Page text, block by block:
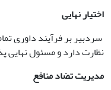
اختیار نهایی
سردبیر بر فرآیند داوری
نظارت دارد و مسئول نهایی
مدیریت تضاد منافع